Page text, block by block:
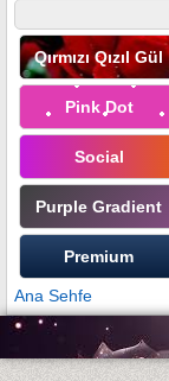
Qırmızı Qızıl Gül
Pink Dot
Social
Purple Gradient
Premium
Ana Sehfe